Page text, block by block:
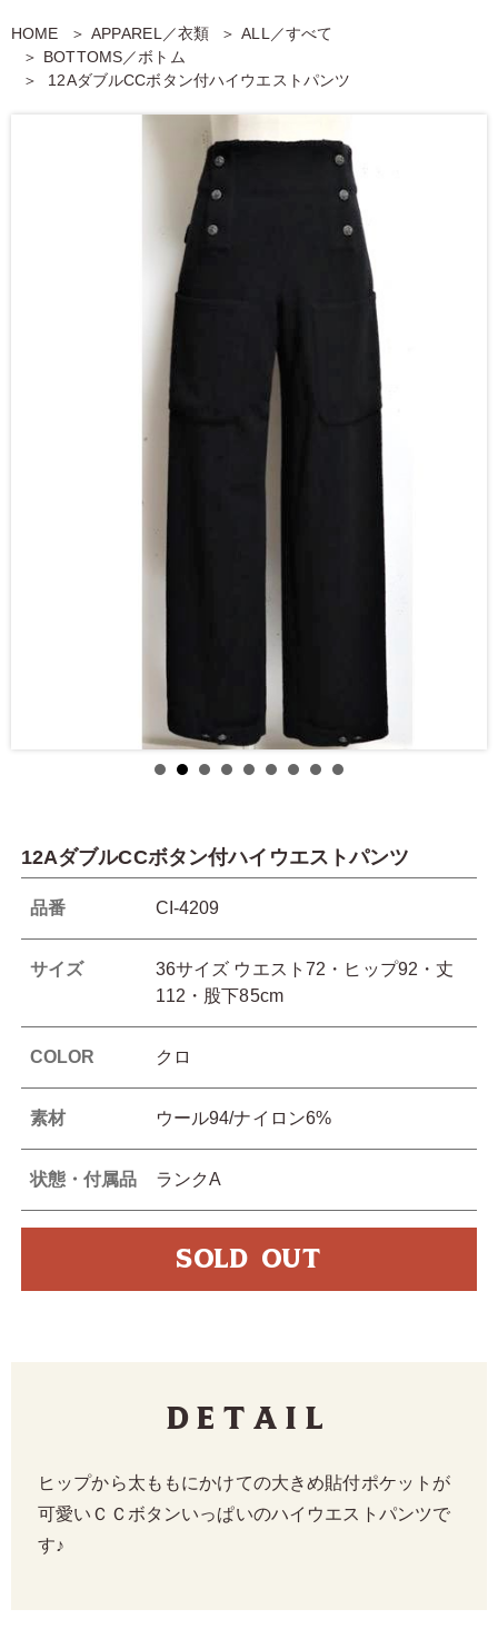
HOME APPAREL／衣類
ALL／すべて
BOTTOMS／ボトム
12AダブルCCボタン付ハイウエストパンツ
12AダブルCCボタン付ハイウエストパンツ
品番 CI-4209
サイズ
36サイズ ウエスト72・ヒップ92・丈
112・股下85cm
COLOR クロ
素材 ウール94/ナイロン6%
状態・付属品 ランクA
SOLD OUT
Detail
ヒップから太ももにかけての大きめ貼付ポケットが
可愛いＣＣボタンいっぱいのハイウエストパンツで
す♪